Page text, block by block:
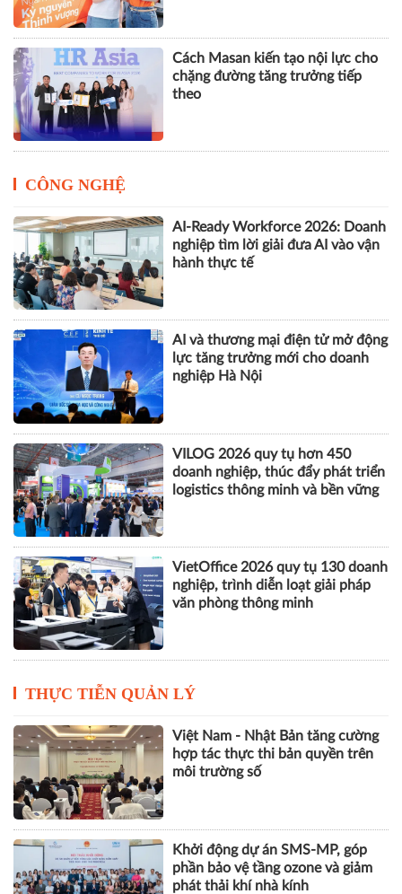
Cách Masan kiến tạo nội lực cho
chặng đường tăng trưởng tiếp
theo
CÔNG NGHỆ
AI-Ready Workforce 2026: Doanh
nghiệp tìm lời giải đưa AI vào vận
hành thực tế
AI và thương mại điện tử mở động
lực tăng trưởng mới cho doanh
nghiệp Hà Nội
VILOG 2026 quy tụ hơn 450
doanh nghiệp, thúc đẩy phát triển
logistics thông minh và bền vững
VietOffice 2026 quy tụ 130 doanh
nghiệp, trình diễn loạt giải pháp
văn phòng thông minh
THỰC TIỄN QUẢN LÝ
Việt Nam - Nhật Bản tăng cường
hợp tác thực thi bản quyền trên
môi trường số
Khởi động dự án SMS-MP, góp
phần bảo vệ tầng ozone và giảm
phát thải khí nhà kính